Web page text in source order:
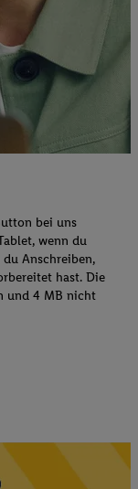
bei uns
wenn du
Anschreiben,
hast. Die
und 4 MB nicht